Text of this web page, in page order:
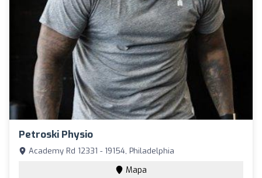
Petroski Physio
Academy Rd 12331 - 19154, Philadelphia
Mapa